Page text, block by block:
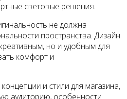
световые решения.
не должна
пространства. Дизайн
но и удобным для
комфорт и
и стили для магазина,
аудиторию, особенности